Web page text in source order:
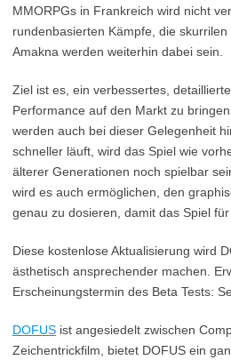
MMORPGs in Frankreich wird nicht
rundenbasierten Kämpfe, die
Amakna werden weiterhin dabei sein.
Ziel ist es, ein verbessertes,
Performance auf den Markt zu
werden auch bei dieser Gelegenheit
schneller läuft, wird das Spiel wie
älterer Generationen noch spielbar
wird es auch ermöglichen, den
genau zu dosieren, damit das Spiel
Diese kostenlose Aktualisierung wird
ästhetisch ansprechender machen.
Erscheinungstermin des Beta Tests:
DOFUS ist angesiedelt zwischen
Zeichentrickfilm, bietet DOFUS ein